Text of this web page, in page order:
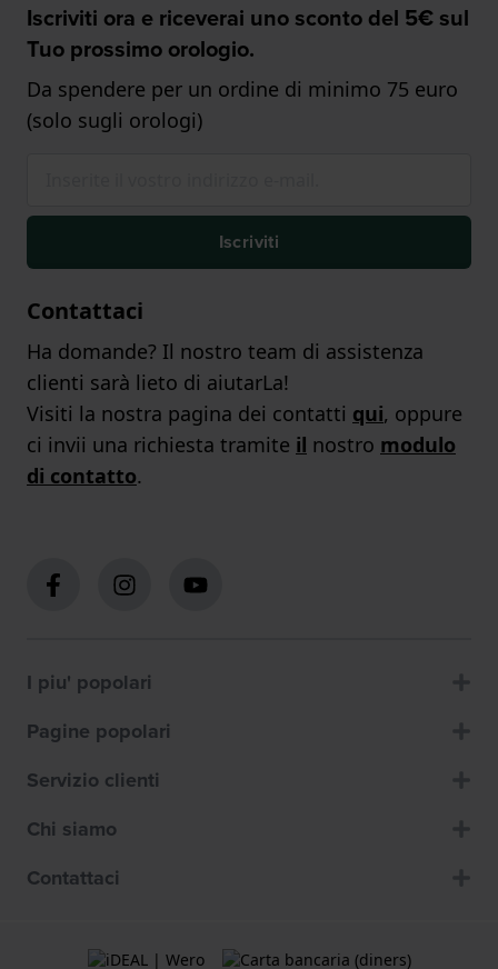
Iscriviti ora e riceverai uno sconto del 5€ sul
Tuo prossimo orologio.
Da spendere per un ordine di minimo 75 euro
(solo sugli orologi)
Iscriviti
Contattaci
Ha domande? Il nostro team di assistenza
clienti sarà lieto di aiutarLa!
Visiti la nostra pagina dei contatti qui, oppure
ci invii una richiesta tramite il nostro modulo
di contatto.
I piu' popolari
Pagine popolari
Servizio clienti
Chi siamo
Contattaci